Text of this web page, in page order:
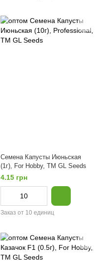
Семена Капусты Июньская
(1г), For Hobby, TM GL Seeds
4.15 грн
Заказ от 10 единиц